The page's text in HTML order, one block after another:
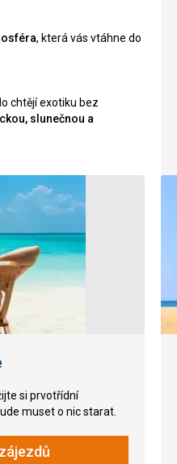
, která vás vtáhne do
chtějí exotiku bez
slunečnou a
si prvotřídní
muset o nic starat.